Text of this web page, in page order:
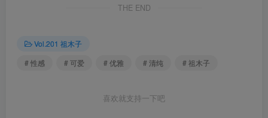
THE END
Vol.201 祖木子
# 性感
# 可爱 # 优雅 # 清纯 # 祖木子
喜欢就支持一下吧